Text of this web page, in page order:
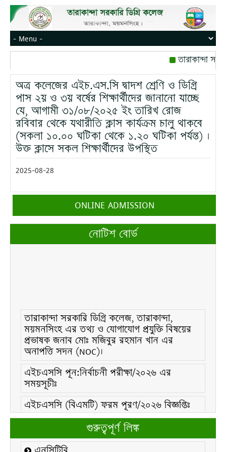
তারাকান্দা
রোজ বৃহস্পতিবার।
মোবাইল নম্বর:
অত্র কলেজের এইচ.এস.সি দ্বাদশ শ্রেণি ও ডিগ্রি
পাস ২য় ও ৩য় বর্ষের শিক্ষার্থীদের জানানো যাচ্ছে
যে, আগামী ৩১/০৮/২০২৫ ইং তারিখ রোজ
রবিবার থেকে যথারীতি ক্লাস কার্যক্রম চালু থাকবে
(সকলা ১০.০০ ঘটিকা থেকে ১.২০ ঘটিকা পর্যন্ত) ।
উক্ত ক্লাসে সকল শিক্ষার্থীদের উপস্থিত
2025-08-28
ONLINE ADMISSION
নোটিশ বোর্ড
তারাকান্দা সরকারি ডিগ্রি কলেজ, তারাকান্দা,
ময়মনসিংহ এর তথ্য ও যোগাযোগ প্রযুক্তি বিষয়ের
প্রভাষক জনাব মোঃ মজিবুর রহমান খান এর
অনাপত্তি সদন (NOC)।
এইচএসসি পূন:নির্বাচনী পরীক্ষা/২০২৬ এর
সময়সূচীঃ
এইচএসসি (বিএমটি) ফরম পূরণ/২০২৬ বিজ্ঞপ্তিঃ
এইচএসসি ফরম/২০২৬ পূরণ বিজ্ঞপ্তিঃ
২১ ফেব্রুয়ারি/২০২৬ ইং তারিখে “শহিদ দিবস ও
গুরুত্বপূর্ণ লিঙ্ক